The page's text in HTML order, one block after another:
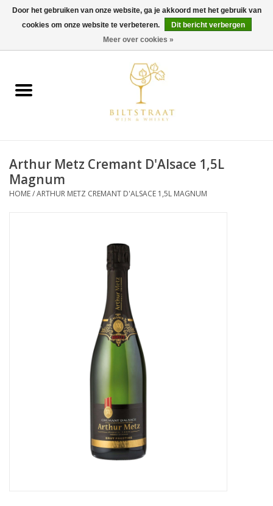
0 Artikelen - €0,00
Wijn
Gin & Tonic
Rum
Arthur Metz Cremant D'Alsace 1,5L
Magnum
HOME/ARTHUR METZ CREMANT D'ALSACE 1,5L MAGNUM
Door het gebruiken van onze website, ga je akkoord met het gebruik van
cookies om onze website te verbeteren.
Dit bericht verbergen
Meer over cookies »